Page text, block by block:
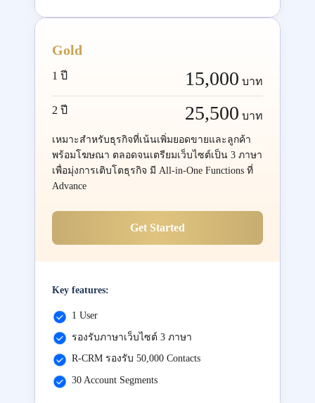
Gold
1 ปี 15,000 บาท
2 ปี 25,500 บาท
เหมาะสำหรับธุรกิจที่เน้นเพิ่มยอดขายและลูกค้า
พร้อมโฆษณา ตลอดจนเตรียมเว็บไซต์เป็น 3 ภาษา
เพื่อมุ่งการเติบโตธุรกิจ มี All-in-One Functions ที่
Advance
Get Started
Key features:
1 User
รองรับภาษาเว็บไซต์ 3 ภาษา
R-CRM รองรับ 50,000 Contacts
30 Account Segments